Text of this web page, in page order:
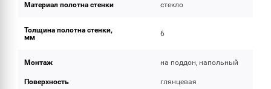
Материал полотна стенки стекло
Толщина полотна стенки,
мм
6
Монтаж на поддон, напольный
Поверхность глянцевая